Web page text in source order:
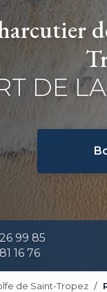
DE
99 85
16 76
de Saint-Tropez